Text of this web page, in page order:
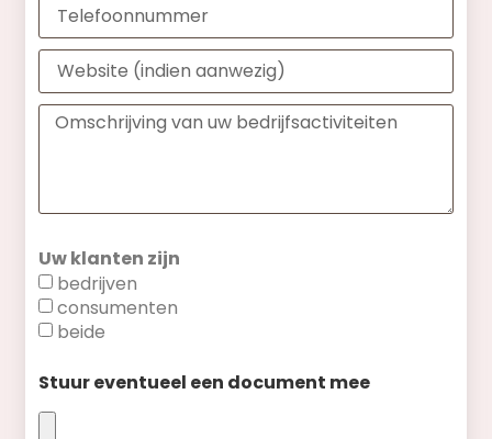
Uw klanten zijn
bedrijven
consumenten
beide
Stuur eventueel een document mee